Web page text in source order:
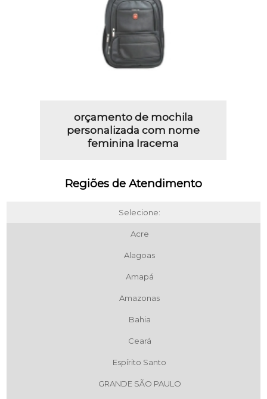
orçamento de mochila
personalizada com nome
feminina Iracema
Regiões de Atendimento
Selecione:
Acre
Alagoas
Amapá
Amazonas
Bahia
Ceará
Espírito Santo
GRANDE SÃO PAULO